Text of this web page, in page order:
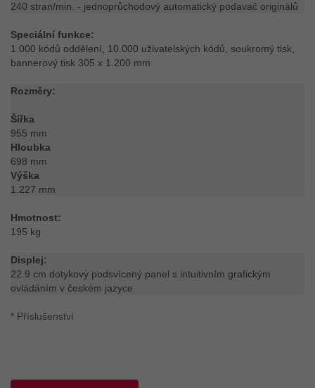
240 stran/min. - jednoprůchodový automatický podavač originálů
Speciální funkce:
1.000 kódů oddělení, 10.000 uživatelských kódů, soukromý tisk,
bannerový tisk 305 x 1.200 mm
Rozměry:
Šířka
955 mm
Hloubka
698 mm
Výška
1.227 mm
Hmotnost:
195 kg
Displej:
22.9 cm dotykový podsvícený panel s intuitivním grafickým
ovládáním v českém jazyce
* Příslušenství